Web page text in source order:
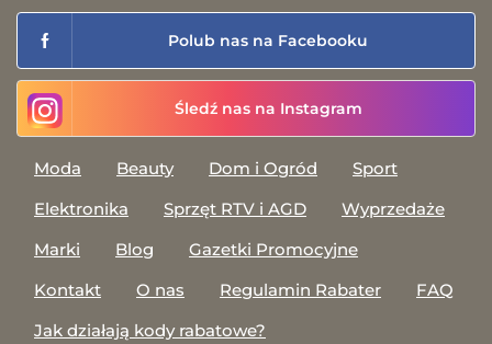
Polub nas na Facebooku
Śledź nas na Instagram
Moda Beauty Dom i Ogród
Sport
Elektronika
Sprzęt RTV i AGD
Wyprzedaże
Marki
Blog
Gazetki Promocyjne
Kontakt
O nas Regulamin Rabater
FAQ
Jak działają kody rabatowe?